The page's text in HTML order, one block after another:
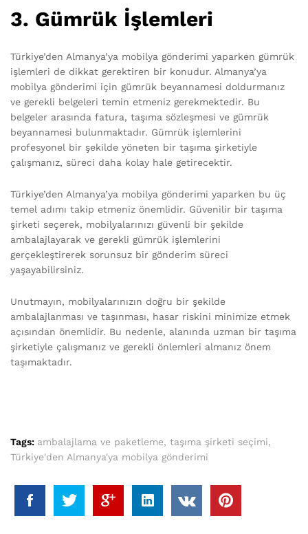
3. Gümrük İşlemleri
Türkiye’den Almanya’ya mobilya gönderimi yaparken gümrük
işlemleri de dikkat gerektiren bir konudur. Almanya’ya
mobilya gönderimi için gümrük beyannamesi doldurmanız
ve gerekli belgeleri temin etmeniz gerekmektedir. Bu
belgeler arasında fatura, taşıma sözleşmesi ve gümrük
beyannamesi bulunmaktadır. Gümrük işlemlerini
profesyonel bir şekilde yöneten bir taşıma şirketiyle
çalışmanız, süreci daha kolay hale getirecektir.
Türkiye’den Almanya’ya mobilya gönderimi yaparken bu üç
temel adımı takip etmeniz önemlidir. Güvenilir bir taşıma
şirketi seçerek, mobilyalarınızı güvenli bir şekilde
ambalajlayarak ve gerekli gümrük işlemlerini
gerçekleştirerek sorunsuz bir gönderim süreci
yaşayabilirsiniz.
Unutmayın, mobilyalarınızın doğru bir şekilde
ambalajlanması ve taşınması, hasar riskini minimize etmek
açısından önemlidir. Bu nedenle, alanında uzman bir taşıma
şirketiyle çalışmanız ve gerekli önlemleri almanız önem
taşımaktadır.
Tags: ambalajlama ve paketleme, taşıma şirketi seçimi,
Türkiye'den Almanya'ya mobilya gönderimi